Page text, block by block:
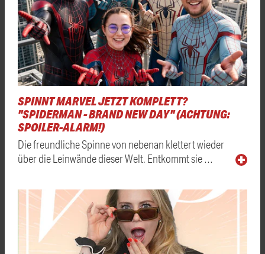
SPINNT MARVEL JETZT KOMPLETT?
"SPIDERMAN - BRAND NEW DAY" (ACHTUNG:
SPOILER-ALARM!)
Die freundliche Spinne von nebenan klettert wieder
über die Leinwände dieser Welt. Entkommt sie …